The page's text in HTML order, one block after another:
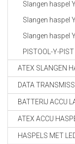
Slangen haspel
Slangen haspel
Slangen haspel
PISTOOL-Y-PIST
ATEX SLANGEN
DATA
BATTERIJ ACCU
ATEX ACCU
HASPELS MET